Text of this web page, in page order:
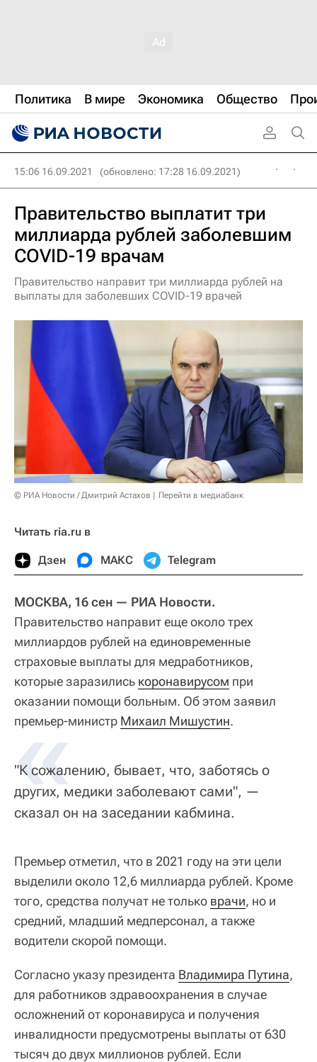
Политика В мире Экономика Общество
15:06 16.09.2021 (обновлено: 17:28 16.09.2021)
Правительство выплатит три
миллиарда рублей заболевшим
COVID-19 врачам
Правительство направит три миллиарда рублей на
выплаты для заболевших COVID-19 врачей
© РИА Новости / Дмитрий Астахов Перейти в медиабанк
Читать ria.ru в
Дзен МАКС Telegram
МОСКВА, 16 сен — РИА Новости.
Правительство направит еще около трех
миллиардов рублей на единовременные
страховые выплаты для медработников,
которые заразились коронавирусом при
оказании помощи больным. Об этом заявил
премьер-министр Михаил Мишустин.
«
"К сожалению, бывает, что, заботясь о
других, медики заболевают сами", —
сказал он на заседании кабмина.
Премьер отметил, что в 2021 году на эти цели
выделили около 12,6 миллиарда рублей. Кроме
того, средства получат не только врачи, но и
средний, младший медперсонал, а также
водители скорой помощи.
Согласно указу президента Владимира Путина,
для работников здравоохранения в случае
осложнений от коронавируса и получения
инвалидности предусмотрены выплаты от 630
тысяч до двух миллионов рублей. Если